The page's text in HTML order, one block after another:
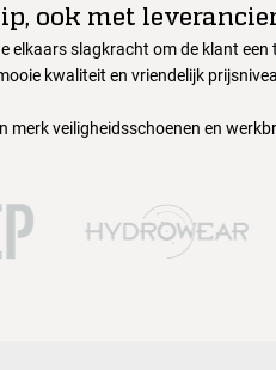
ook met
slagkracht om de klant een
kwaliteit en vriendelijk
merk veiligheidsschoenen en